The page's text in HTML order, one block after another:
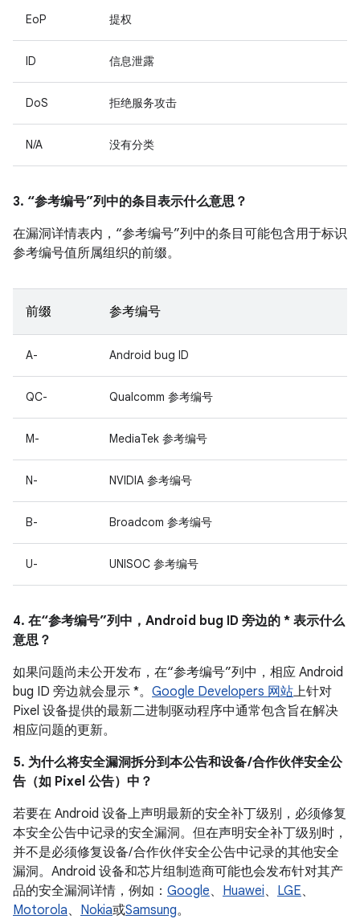
EoP 提权
ID 信息泄露
DoS 拒绝服务攻击
N/A 没有分类
3. “参考编号”列中的条目表示什么意思？
在漏洞详情表内，“参考编号”列中的条目可能包含用于标识
参考编号值所属组织的前缀。
前缀 参考编号
A- Android bug ID
QC- Qualcomm 参考编号
M- MediaTek 参考编号
N- NVIDIA 参考编号
B- Broadcom 参考编号
U- UNISOC 参考编号
4. 在“参考编号”列中，Android bug ID 旁边的 * 表示什么
意思？
如果问题尚未公开发布，在“参考编号”列中，相应 Android
bug ID 旁边就会显示 *。 Google Developers 网站上针对
Pixel 设备提供的最新二进制驱动程序中通常包含旨在解决
相应问题的更新。
5. 为什么将安全漏洞拆分到本公告和设备 /合作伙伴安全公
告（如 Pixel 公告）中？
若要在 Android 设备上声明最新的安全补丁级别，必须修复
本安全公告中记录的安全漏洞。但在声明安全补丁级别时，
并不是必须修复设备/ 合作伙伴安全公告中记录的其他安全
漏洞。Android 设备和芯片组制造商可能也会发布针对其产
品的安全漏洞详情，例如： Google、 Huawei、 LGE、
Motorola、 Nokia或Samsung。